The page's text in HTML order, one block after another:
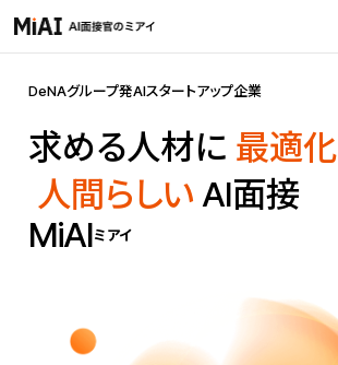
DeNAグループ発AIスタートアップ企業
求める人材に 最適化
人間らしい AI面接
MiAIミアイ